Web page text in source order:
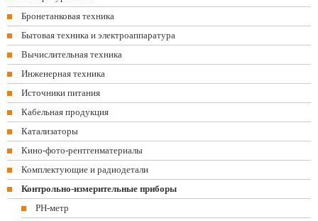
Бронетанковая техника
Бытовая техника и электроаппаратура
Вычислительная техника
Инженерная техника
Источники питания
Кабельная продукция
Катализаторы
Кино-фото-рентгенматериалы
Комплектующие и радиодетали
Контрольно-измерительные приборы
PH-метр